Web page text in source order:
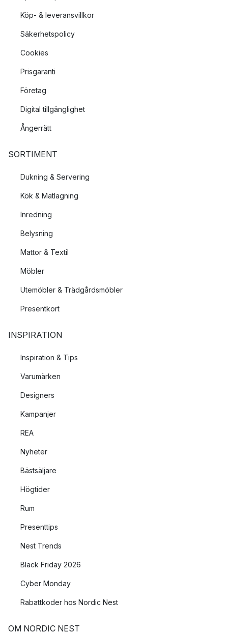
Köp- & leveransvillkor
Säkerhetspolicy
Cookies
Prisgaranti
Företag
Digital tillgänglighet
Ångerrätt
SORTIMENT
Dukning & Servering
Kök & Matlagning
Inredning
Belysning
Mattor & Textil
Möbler
Utemöbler & Trädgårdsmöbler
Presentkort
INSPIRATION
Inspiration & Tips
Varumärken
Designers
Kampanjer
REA
Nyheter
Bästsäljare
Högtider
Rum
Presenttips
Nest Trends
Black Friday 2026
Cyber Monday
Rabattkoder hos Nordic Nest
OM NORDIC NEST